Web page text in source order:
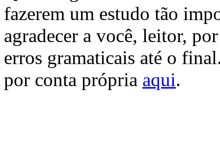
fazerem um estudo tão
agradecer a você, leitor,
erros gramaticais até o
por conta própria aqui.